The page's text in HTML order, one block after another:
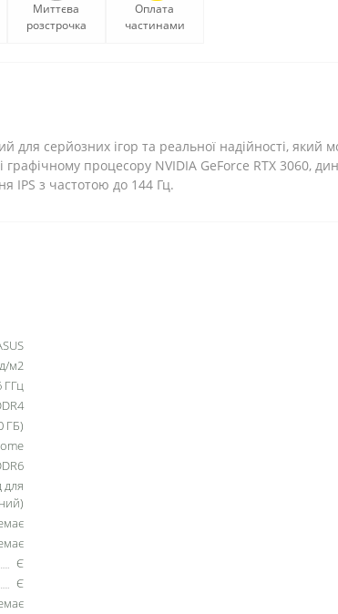
Миттєва
розстрочка
Оплата
частинами
серйозних ігор та реальної надійності, який
процесору NVIDIA GeForce RTX 3060,
IPS з частотою до 144 Гц.
м2
ГГц
ГБ)
для
Є
Є